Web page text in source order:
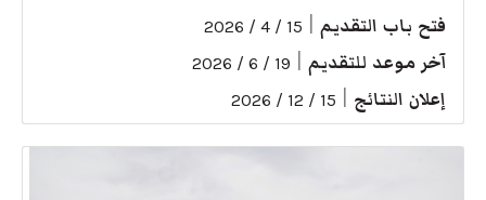
فتح باب التقديم 15 / 4 / 2026
آخر موعد للتقديم 19 / 6 / 2026
إعلان النتائج 15 / 12 / 2026